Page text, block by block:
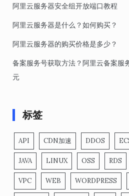
阿里云服务器安全组开放端口教程
阿里云服务器是什么？如何购买？
阿里云服务器的购买价格是多少？
备案服务号获取方法？阿里云备案服
元
标签
API CDN加速 DDOS
JAVA LINUX OSS RDS
VPC WEB WORDPRESS